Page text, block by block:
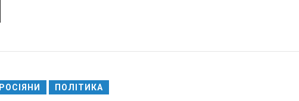
РОСІЯНИ ПОЛІТИКА